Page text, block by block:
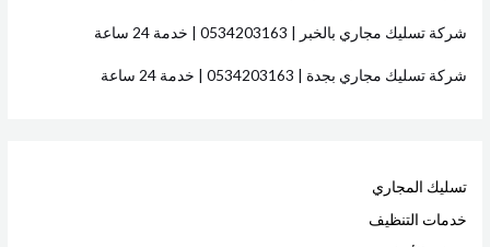
شركة تسليك مجاري بالخبر | 0534203163 | خدمة 24 ساعة
شركة تسليك مجاري بجدة | 0534203163 | خدمة 24 ساعة
تسليك المجاري
خدمات التنظيف